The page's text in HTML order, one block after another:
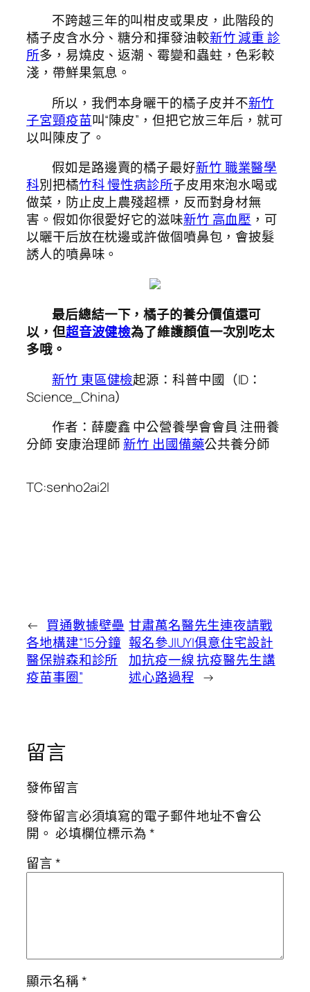
不跨越三年的叫柑皮或果皮，此階段的
橘子皮含水分、糖分和揮發油較新竹 減重 診
所多，易燒皮、返潮、霉變和蟲蛀，色彩較
淺，帶鮮果氣息。
所以，我們本身曬干的橘子皮并不新竹
子宮頸疫苗叫“陳皮”，但把它放三年后，就可
以叫陳皮了。
假如是路邊賣的橘子最好新竹 職業醫學
科別把橘竹科 慢性病診所子皮用來泡水喝或
做菜，防止皮上農殘超標，反而對身材無
害。假如你很愛好它的滋味新竹 高血壓 ，可
以曬干后放在枕邊或許做個噴鼻包，會披髮
誘人的噴鼻味。
最后總結一下，橘子的養分價值還可
以，但超音波健檢為了維護顏值一次別吃太
多哦。
新竹 東區健檢起源：科普中國（ID：
Science_China）
作者：薛慶鑫 中公營養學會會員 注冊養
分師 安康治理師新竹 出國備藥公共養分師
TC:senho2ai2l
← 買通數據壁壘
各地構建“15分鐘
醫保辦森和診所
疫苗事圈”
甘肅萬名醫先生連夜請戰
報名參JIUYI俱意住宅設計
加抗疫一線 抗疫醫先生講
述心路過程 →
留言
發佈留言
發佈留言必須填寫的電子郵件地址不會公
開。 必填欄位標示為*
留言*
顯示名稱*